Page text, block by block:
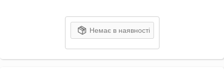
Немає в наявності